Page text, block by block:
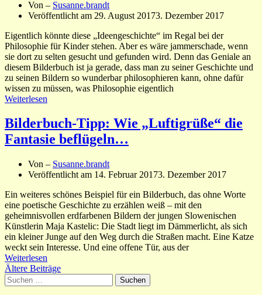
Von – Susanne.brandt
Veröffentlicht am 29. August 20173. Dezember 2017
Eigentlich könnte diese „Ideengeschichte“ im Regal bei der
Philosophie für Kinder stehen. Aber es wäre jammerschade, wenn
sie dort zu selten gesucht und gefunden wird. Denn das Geniale an
diesem Bilderbuch ist ja gerade, dass man zu seiner Geschichte und
zu seinen Bildern so wunderbar philosophieren kann, ohne dafür
wissen zu müssen, was Philosophie eigentlich
Weiterlesen
Bilderbuch-Tipp: Wie „Luftigrüße“ die
Fantasie beflügeln…
Von – Susanne.brandt
Veröffentlicht am 14. Februar 20173. Dezember 2017
Ein weiteres schönes Beispiel für ein Bilderbuch, das ohne Worte
eine poetische Geschichte zu erzählen weiß – mit den
geheimnisvollen erdfarbenen Bildern der jungen Slowenischen
Künstlerin Maja Kastelic: Die Stadt liegt im Dämmerlicht, als sich
ein kleiner Junge auf den Weg durch die Straßen macht. Eine Katze
weckt sein Interesse. Und eine offene Tür, aus der
Weiterlesen
Beitragsnavigation
Ältere Beiträge
Suchen
nach: